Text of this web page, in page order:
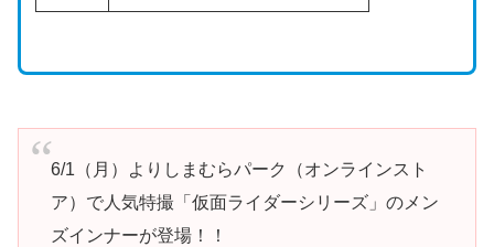
6/1（月）よりしまむらパーク（オンラインスト
ア）で人気特撮「仮面ライダーシリーズ」のメン
ズインナーが登場！！